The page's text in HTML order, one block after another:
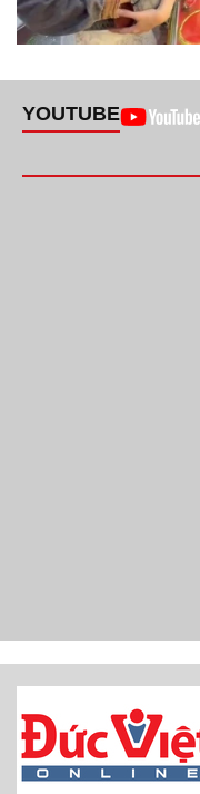
YOUTUBE